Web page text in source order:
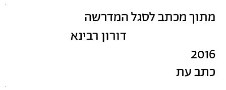
מתוך מכתב לסגל המדרשה
דורון רבינא
2016
כתב עת